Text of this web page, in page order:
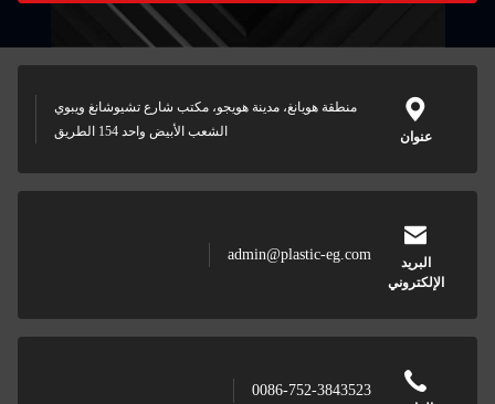
منطقة هويانغ، مدينة هويجو، مكتب شارع تشيوشانغ ويبوي
الشعب الأبيض واحد 154 الطريق
admin@plastic-eg.com
0086-752-3843523